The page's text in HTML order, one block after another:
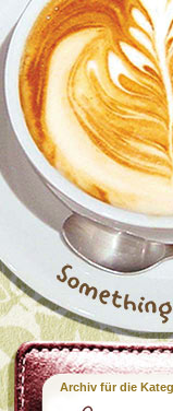
Archiv für die